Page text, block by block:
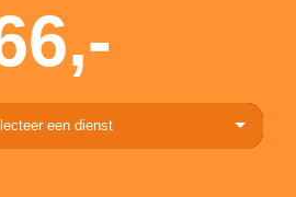
een dienst